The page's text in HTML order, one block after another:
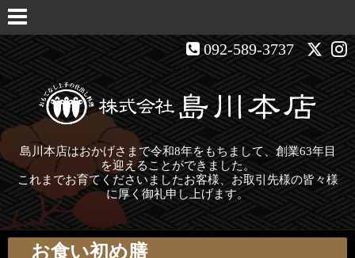
092-589-3737
島川本店はおかげさまで令和8年をもちまして、創業63年目
を迎えることができました。
これまでお育てくださいましたお客様、お取引先様の皆々様
に厚く御礼申し上げます。
お食い初め膳